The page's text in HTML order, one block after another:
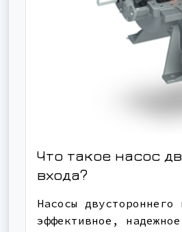
Что такое насос
входа?
Насосы
эффективное,